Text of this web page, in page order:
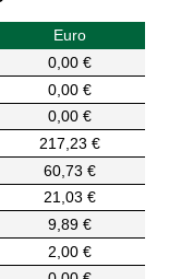
Euro
0,00 €
0,00 €
0,00 €
217,23 €
60,73 €
21,03 €
9,89 €
2,00 €